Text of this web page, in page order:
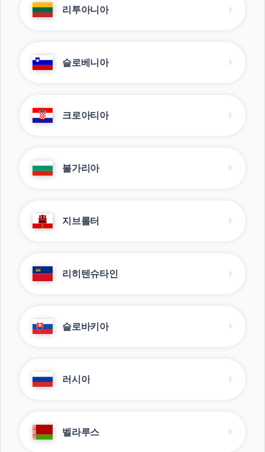
리투아니아
슬로베니아
크로아티아
불가리아
지브롤터
리히텐슈타인
슬로바키아
러시아
벨라루스